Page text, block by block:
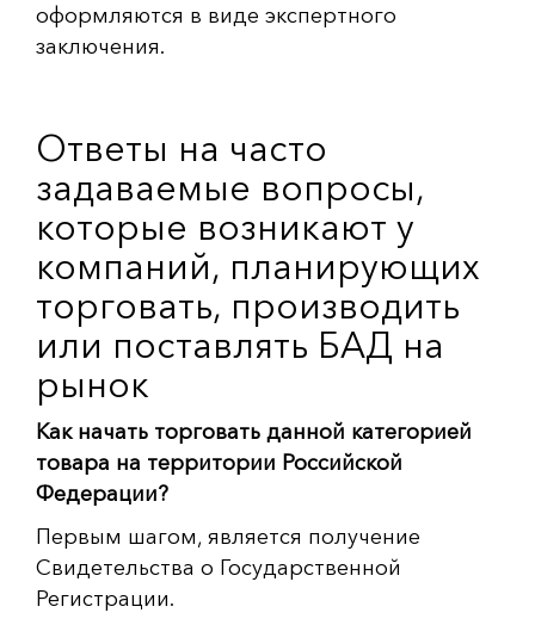
оформляются в виде экспертного
заключения.
Ответы на часто
задаваемые вопросы,
которые возникают у
компаний, планирующих
торговать, производить
или поставлять БАД на
рынок
Как начать торговать данной категорией
товара на территории Российской
Федерации?
Первым шагом, является получение
Свидетельства о Государственной
Регистрации.